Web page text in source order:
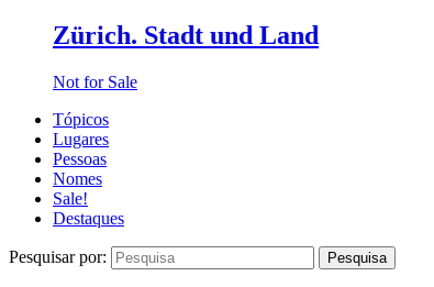
Zürich. Stadt und Land
Not for Sale
Tópicos
Lugares
Pessoas
Nomes
Sale!
Destaques
Pesquisar por: